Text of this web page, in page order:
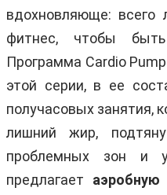
вдохновляюще:
фитнес, чтобы
Программа Cardio
этой серии, в ее
получасовых занятия,
лишний жир,
проблемных зон и
предлагает аэробную